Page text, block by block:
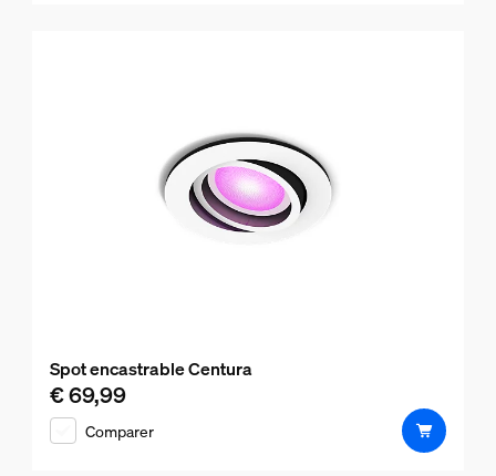
Spot encastrable Centura
Le prix actuel est € 69,99
€ 69,99
Comparer